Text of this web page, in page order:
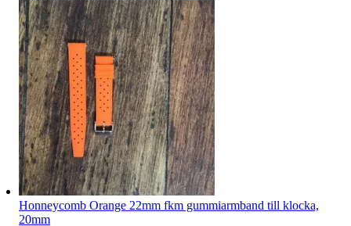
Honneycomb Orange 22mm fkm gummiarmband till klocka,
20mm